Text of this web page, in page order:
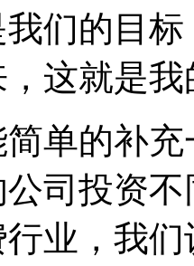
们的目
这就是
单的补
司投资
业，我